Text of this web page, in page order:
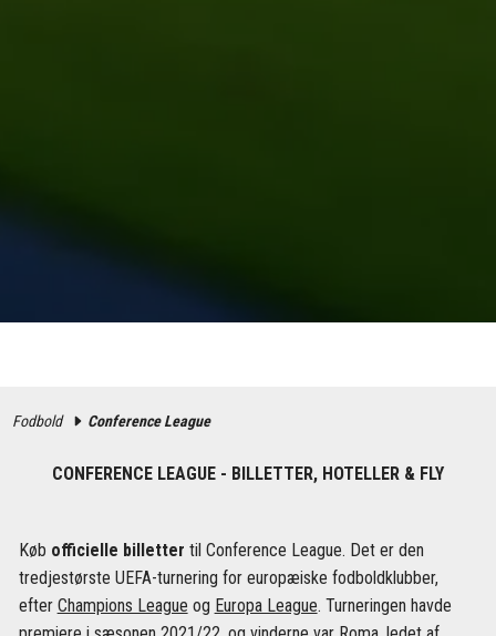
Fodbold Conference League
CONFERENCE LEAGUE - BILLETTER, HOTELLER & FLY
Køb officielle billetter til Conference League. Det er den
tredjestørste UEFA-turnering for europæiske fodboldklubber,
efter Champions League og Europa League. Turneringen havde